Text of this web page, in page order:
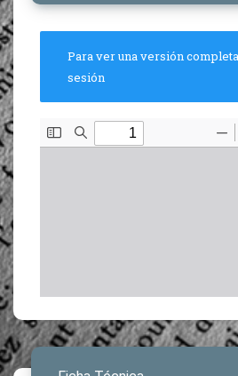
Para ver una versión
sesión